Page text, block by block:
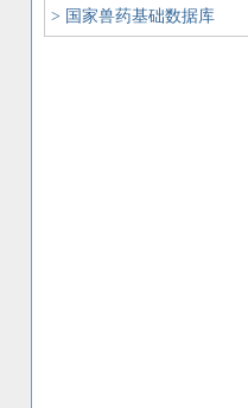
> 国家兽药基础数据库